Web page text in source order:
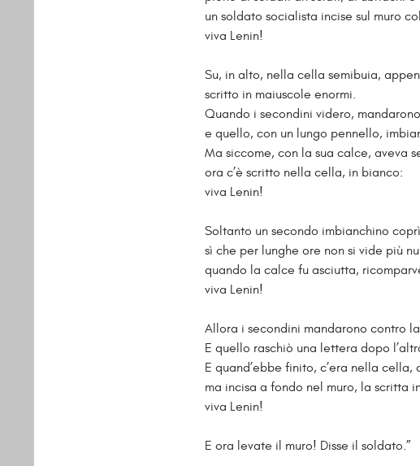
un soldato socialista incise sul muro
viva Lenin!
Su, in alto, nella cella semibuia,
scritto in maiuscole enormi.
Quando i secondini videro,
e quello, con un lungo pennello,
Ma siccome, con la sua calce, aveva
ora c’è scritto nella cella, in bianco:
viva Lenin!
Soltanto un secondo imbianchino
sì che per lunghe ore non si vide più
quando la calce fu asciutta,
viva Lenin!
Allora i secondini mandarono contro
E quello raschiò una lettera dopo
E quand’ebbe finito, c’era nella cella,
ma incisa a fondo nel muro, la scritta
viva Lenin!
E ora levate il muro! Disse il soldato.”